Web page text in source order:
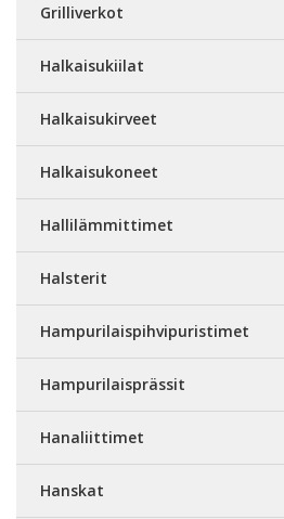
Grilliverkot
Halkaisukiilat
Halkaisukirveet
Halkaisukoneet
Hallilämmittimet
Halsterit
Hampurilaispihvipuristimet
Hampurilaisprässit
Hanaliittimet
Hanskat